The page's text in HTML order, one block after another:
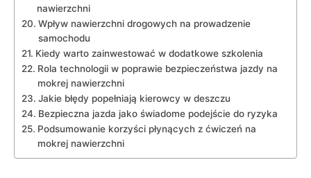
nawierzchni
Wpływ nawierzchni drogowych na prowadzenie
samochodu
Kiedy warto zainwestować w dodatkowe szkolenia
Rola technologii w poprawie bezpieczeństwa jazdy na
mokrej nawierzchni
Jakie błędy popełniają kierowcy w deszczu
Bezpieczna jazda jako świadome podejście do ryzyka
Podsumowanie korzyści płynących z ćwiczeń na
mokrej nawierzchni